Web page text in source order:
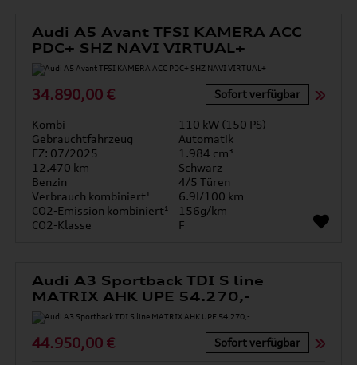
Audi A5 Avant TFSI KAMERA ACC
PDC+ SHZ NAVI VIRTUAL+
34.890,00 € Sofort verfügbar
Kombi
110 kW (150 PS)
Gebrauchtfahrzeug
Automatik
EZ: 07/2025
1.984 cm³
12.470 km
Schwarz
Benzin
4/5 Türen
Verbrauch kombiniert¹
6.9l/100 km
CO2-Emission kombiniert¹
156g/km
CO2-Klasse
F
Audi A3 Sportback TDI S line
MATRIX AHK UPE 54.270,-
44.950,00 € Sofort verfügbar